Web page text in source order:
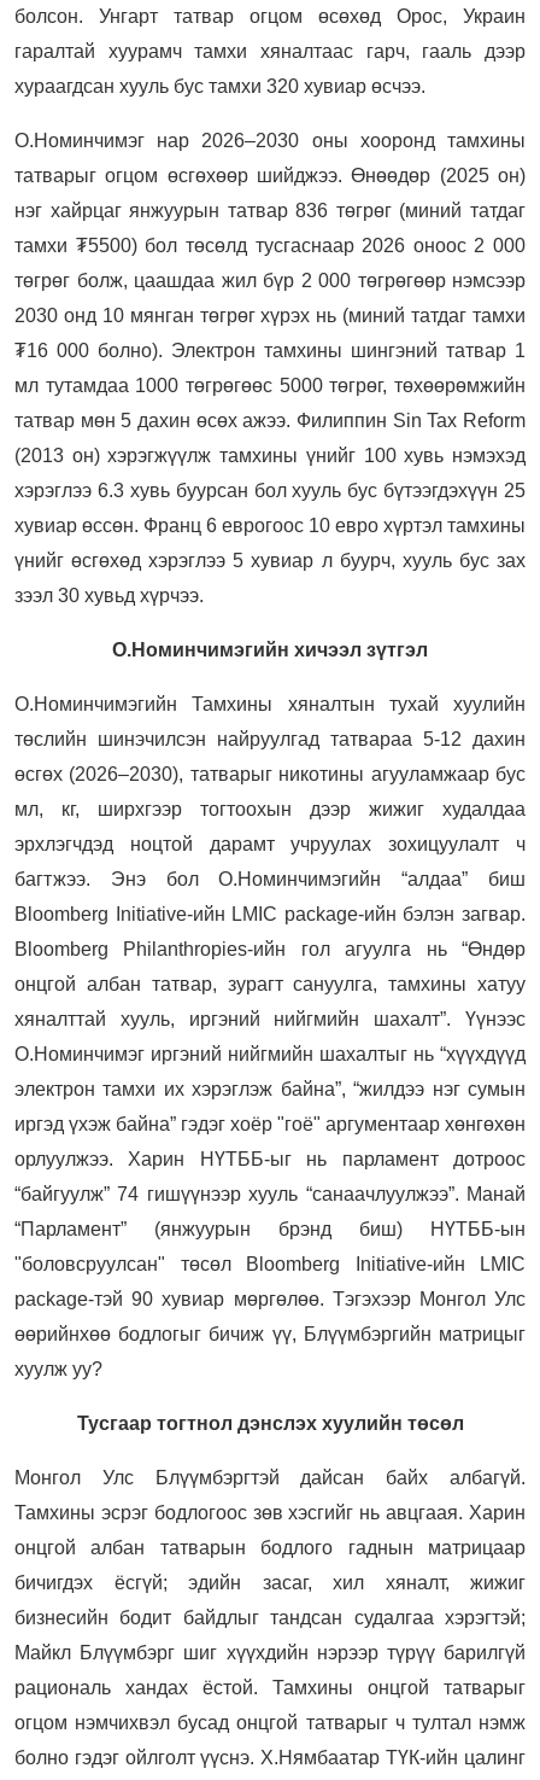
болсон. Унгарт татвар огцом өсөхөд Орос, Украин
гаралтай хуурамч тамхи хяналтаас гарч, гааль дээр
хураагдсан хууль бус тамхи 320 хувиар өсчээ.
О.Номинчимэг нар 2026–2030 оны хооронд тамхины
татварыг огцом өсгөхөөр шийджээ. Өнөөдөр (2025 он)
нэг хайрцаг янжуурын татвар 836 төгрөг (миний татдаг
тамхи ₮5500) бол төсөлд тусгаснаар 2026 оноос 2 000
төгрөг болж, цаашдаа жил бүр 2 000 төгрөгөөр нэмсээр
2030 онд 10 мянган төгрөг хүрэх нь (миний татдаг тамхи
₮16 000 болно). Электрон тамхины шингэний татвар 1
мл тутамдаа 1000 төгрөгөөс 5000 төгрөг, төхөөрөмжийн
татвар мөн 5 дахин өсөх ажээ. Филиппин Sin Tax Reform
(2013 он) хэрэгжүүлж тамхины үнийг 100 хувь нэмэхэд
хэрэглээ 6.3 хувь буурсан бол хууль бус бүтээгдэхүүн 25
хувиар өссөн. Франц 6 еврогоос 10 евро хүртэл тамхины
үнийг өсгөхөд хэрэглээ 5 хувиар л буурч, хууль бус зах
зээл 30 хувьд хүрчээ.
О.Номинчимэгийн хичээл зүтгэл
О.Номинчимэгийн Тамхины хяналтын тухай хуулийн
төслийн шинэчилсэн найруулгад татвараа 5-12 дахин
өсгөх (2026–2030), татварыг никотины агууламжаар бус
мл, кг, ширхгээр тогтоохын дээр жижиг худалдаа
эрхлэгчдэд ноцтой дарамт учруулах зохицуулалт ч
багтжээ. Энэ бол О.Номинчимэгийн “алдаа” биш
Bloomberg Initiative-ийн LMIC package-ийн бэлэн загвар.
Bloomberg Philanthropies-ийн гол агуулга нь “Өндөр
онцгой албан татвар, зурагт сануулга, тамхины хатуу
хяналттай хууль, иргэний нийгмийн шахалт”. Үүнээс
О.Номинчимэг иргэний нийгмийн шахалтыг нь “хүүхдүүд
электрон тамхи их хэрэглэж байна”, “жилдээ нэг сумын
иргэд үхэж байна” гэдэг хоёр "гоё" аргументаар хөнгөхөн
орлуулжээ. Харин НҮТББ-ыг нь парламент дотроос
“байгуулж” 74 гишүүнээр хууль “санаачлуулжээ”. Манай
“Парламент” (янжуурын брэнд биш) НҮТББ-ын
"боловсруулсан" төсөл Bloomberg Initiative-ийн LMIC
package-тэй 90 хувиар мөргөлөө. Тэгэхээр Монгол Улс
өөрийнхөө бодлогыг бичиж үү, Блүүмбэргийн матрицыг
хуулж уу?
Тусгаар тогтнол дэнслэх хуулийн төсөл
Монгол Улс Блүүмбэргтэй дайсан байх албагүй.
Тамхины эсрэг бодлогоос зөв хэсгийг нь авцгаая. Харин
онцгой албан татварын бодлого гаднын матрицаар
бичигдэх ёсгүй; эдийн засаг, хил хяналт, жижиг
бизнесийн бодит байдлыг тандсан судалгаа хэрэгтэй;
Майкл Блүүмбэрг шиг хүүхдийн нэрээр түрүү барилгүй
рациональ хандах ёстой. Тамхины онцгой татварыг
огцом нэмчихвэл бусад онцгой татварыг ч тултал нэмж
болно гэдэг ойлголт үүснэ. Х.Нямбаатар ТҮК-ийн цалинг